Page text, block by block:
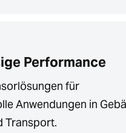
Performance
für
Anwendungen in
Transport.